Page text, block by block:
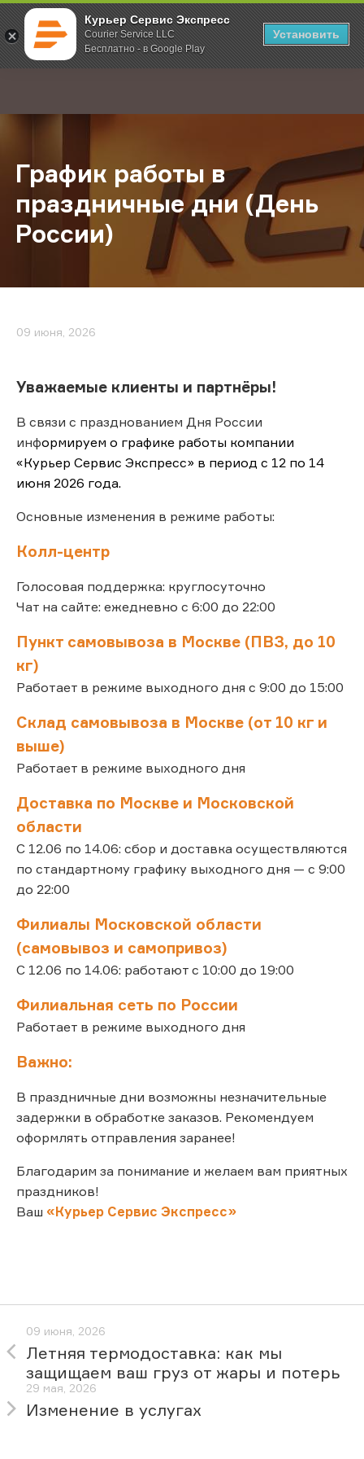
Курьер Сервис Экспресс
Courier Service LLC
Бесплатно - в Google Play
Установить
; Главная О компании Новости График работы в праздничные
График работы в
праздничные дни (День
России)
09 июня, 2026
Уважаемые клиенты и партнёры!
В связи с празднованием Дня России
информируем о графике работы компании
«Курьер Сервис Экспресс» в период с 12 по 14
июня 2026 года.
Основные изменения в режиме работы:
Колл-центр
Голосовая поддержка: круглосуточно
Чат на сайте: ежедневно с 6:00 до 22:00
Пункт самовывоза в Москве (ПВЗ, до 10
кг)
Работает в режиме выходного дня с 9:00 до 15:00
Склад самовывоза в Москве (от 10 кг и
выше)
Работает в режиме выходного дня
Доставка по Москве и Московской
области
С 12.06 по 14.06: сбор и доставка осуществляются
по стандартному графику выходного дня — с 9:00
до 22:00
Филиалы Московской области
(самовывоз и самопривоз)
С 12.06 по 14.06: работают с 10:00 до 19:00
Филиальная сеть по России
Работает в режиме выходного дня
Важно:
В праздничные дни возможны незначительные
задержки в обработке заказов. Рекомендуем
оформлять отправления заранее!
Благодарим за понимание и желаем вам приятных
праздников!
Ваш «Курьер Сервис Экспресс»
09 июня, 2026
Летняя термодоставка: как мы
защищаем ваш груз от жары и потерь
29 мая, 2026
Изменение в услугах